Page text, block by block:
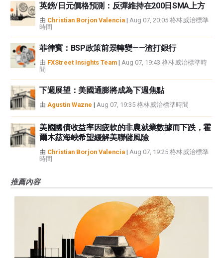
英鎊/日元價格預測：反彈維持在200日SMA上方
由 Christian Borjon Valencia | Aug 07, 20:05 格林威治標準
時間
菲律賓：BSP政策前景轉變——渣打銀行
由 FXStreet Insights Team | Aug 07, 19:43 格林威治標準時
間
下週展望：美國通膨將成為下週焦點
由 Agustin Wazne | Aug 07, 19:35 格林威治標準時間
美國國債收益率因疲軟的非農就業數據而下跌，霍
爾木茲海峽希望緩解美聯儲風險
由 Christian Borjon Valencia | Aug 07, 19:25 格林威治標準
時間
推薦內容